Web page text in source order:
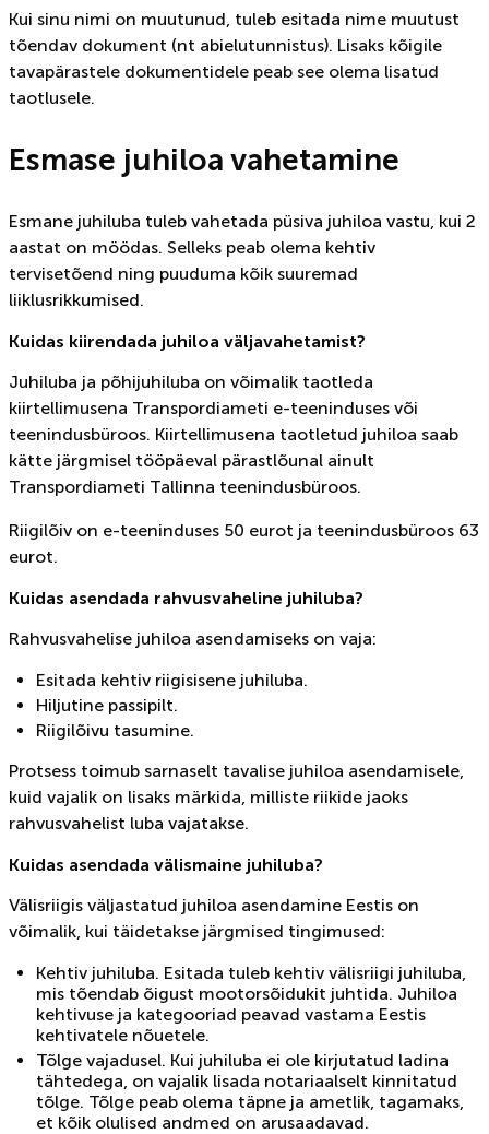
Kui sinu nimi on muutunud, tuleb esitada nime muutust
tõendav dokument (nt abielutunnistus). Lisaks kõigile
tavapärastele dokumentidele peab see olema lisatud
taotlusele.
Esmase juhiloa vahetamine
Esmane juhiluba tuleb vahetada püsiva juhiloa vastu, kui 2
aastat on möödas. Selleks peab olema kehtiv
tervisetõend ning puuduma kõik suuremad
liiklusrikkumised.
Kuidas kiirendada juhiloa väljavahetamist?
Juhiluba ja põhijuhiluba on võimalik taotleda
kiirtellimusena Transpordiameti e-teeninduses või
teenindusbüroos. Kiirtellimusena taotletud juhiloa saab
kätte järgmisel tööpäeval pärastlõunal ainult
Transpordiameti Tallinna teenindusbüroos.
Riigilõiv on e-teeninduses 50 eurot ja teenindusbüroos 63
eurot.
Kuidas asendada rahvusvaheline juhiluba?
Rahvusvahelise juhiloa asendamiseks on vaja:
Esitada kehtiv riigisisene juhiluba.
Hiljutine passipilt.
Riigilõivu tasumine.
Protsess toimub sarnaselt tavalise juhiloa asendamisele,
kuid vajalik on lisaks märkida, milliste riikide jaoks
rahvusvahelist luba vajatakse.
Kuidas asendada välismaine juhiluba?
Välisriigis väljastatud juhiloa asendamine Eestis on
võimalik, kui täidetakse järgmised tingimused:
Kehtiv juhiluba. Esitada tuleb kehtiv välisriigi juhiluba,
mis tõendab õigust mootorsõidukit juhtida. Juhiloa
kehtivuse ja kategooriad peavad vastama Eestis
kehtivatele nõuetele.
Tõlge vajadusel. Kui juhiluba ei ole kirjutatud ladina
tähtedega, on vajalik lisada notariaalselt kinnitatud
tõlge. Tõlge peab olema täpne ja ametlik, tagamaks,
et kõik olulised andmed on arusaadavad.